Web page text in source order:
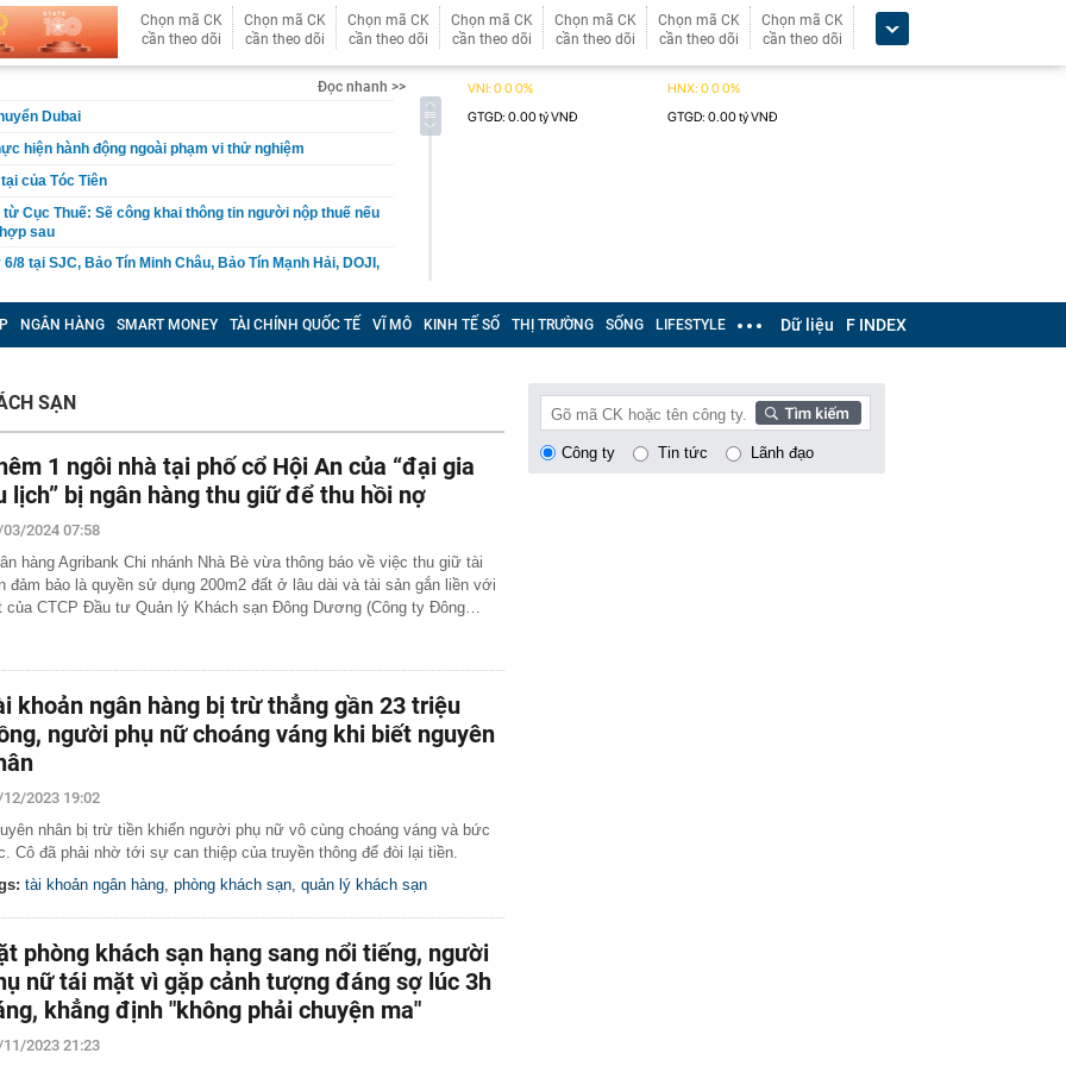
Chọn mã CK
cần theo dõi
Chọn mã CK
cần theo dõi
Chọn mã CK
cần theo dõi
Chọn mã CK
cần theo dõi
Chọn mã CK
cần theo dõi
Chọn mã CK
cần theo dõi
Chọn mã CK
cần theo dõi
Đọc nhanh >>
Dubai
hiện hành động ngoài phạm vi thử nghiệm
của Tóc Tiên
từ Cục Thuế: Sẽ công khai thông tin người nộp thuế nếu
sau
8 tại SJC, Bảo Tín Minh Châu, Bảo Tín Mạnh Hải, DOJI,
vừa được đề cử đẹp nhất thế giới: Gương mặt hoàn hảo
tiền nhất là đôi mắt cực phẩm
phát hiện hơn 15.000 hiện vật vàng, bạc, đồng bị
1.500 năm - giá trị tương đương 63 tỷ đồng
an đồng loạt ập vào 9 cơ sở lưu trú, nhà trọ lúc 2h
135 người
sau tuổi 60 không nên mang ra giúp con: Một quyết
thể ảnh hưởng hàng chục năm
dự án cầu vướng đường dẫn, chậm đưa vào khai
lên cao nhất 1 tháng, quỹ vàng lớn nhất thế giới có
đoạn Quảng Ngãi-Nha Trang từ ngày 14/8
rải vỏ dưa chuột quanh bàn ăn ngoài trời? Mục đích
ăn
tuyến kênh dài nhất TPHCM ‘thay da đổi thịt’ ra
sáng tạo Quốc gia nói gì về vai trò của Better
trong hệ sinh thái đổi mới sáng tạo quốc gia?
Fed muốn ngân hàng trung ương tăng lãi suất trong
16 tuổi cao 1m70, từ ngũ quan đến khung xương
ra là con Hoa hậu!
đang đi ô tô chú ý mức bồi thường bảo hiểm bắt
NGÂN HÀNG SMART MONEY TÀI CHÍNH QUỐC TẾ VĨ MÔ KINH TẾ SỐ THỊ TRƯỜNG SỐNG LIFESTYLE Dữ liệu F INDEX
SẠN
1 ngôi nhà tại phố cổ Hội An của “đại gia
lịch” bị ngân hàng thu giữ để thu hồi nợ
2024 07:58
hàng Agribank Chi nhánh Nhà Bè vừa thông báo về việc thu giữ tài
đảm bảo là quyền sử dụng 200m2 đất ở lâu dài và tài sản gắn liền với
của CTCP Đầu tư Quản lý Khách sạn Đông Dương (Công ty Đông…
khoản ngân hàng bị trừ thẳng gần 23 triệu
người phụ nữ choáng váng khi biết nguyên
12/2023 19:02
nhân bị trừ tiền khiến người phụ nữ vô cùng choáng váng và bức
Cô đã phải nhờ tới sự can thiệp của truyền thông để đòi lại tiền.
tài khoản ngân hàng phòng khách sạn quản lý khách sạn
phòng khách sạn hạng sang nổi tiếng, người
nữ tái mặt vì gặp cảnh tượng đáng sợ lúc 3h
khẳng định "không phải chuyện ma"
2023 21:23
Công ty Tin tức Lãnh đạo